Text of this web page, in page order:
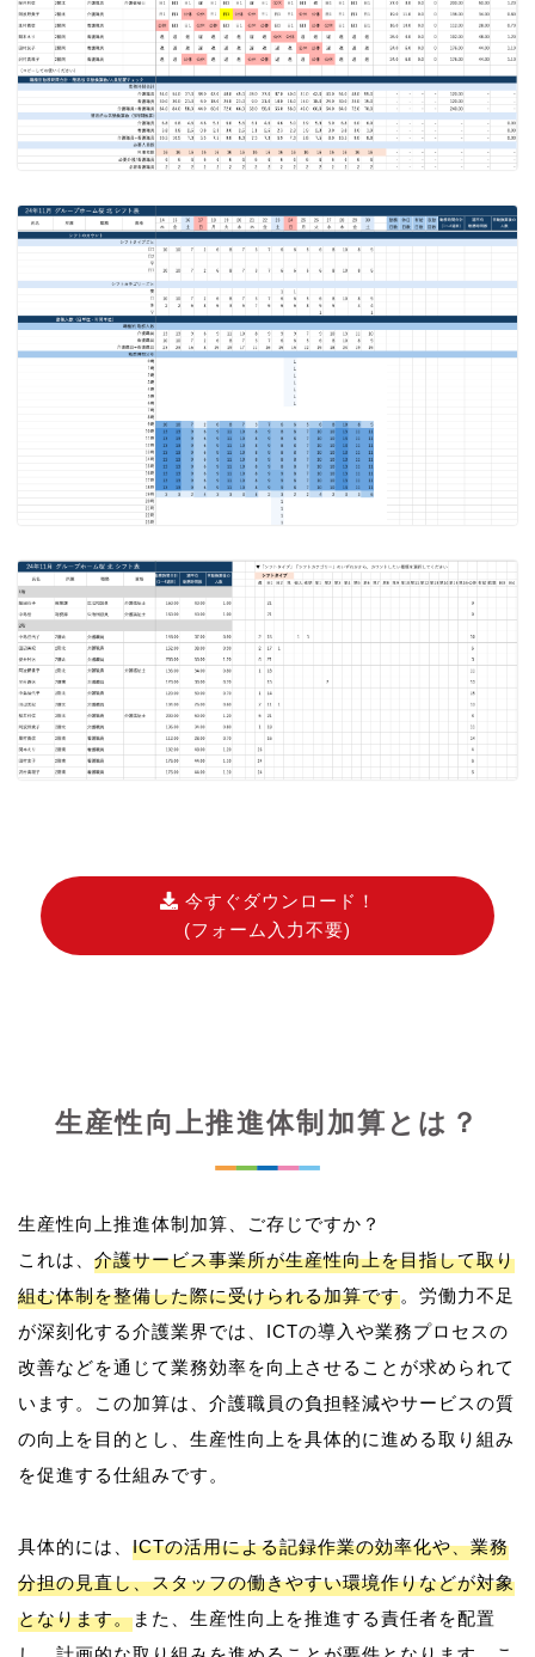
今すぐダウンロード！
(フォーム入力不要)
生産性向上推進体制加算とは？
生産性向上推進体制加算、ご存じですか？
これは、 介護サービス事業所が生産性向上を目指して取り
組む体制を整備した際に受けられる加算です。労働力不足
が深刻化する介護業界では、ICTの導入や業務プロセスの
改善などを通じて業務効率を向上させることが求められて
います。この加算は、介護職員の負担軽減やサービスの質
の向上を目的とし、生産性向上を具体的に進める取り組み
を促進する仕組みです。
具体的には、 ICTの活用による記録作業の効率化や、業務
分担の見直し、スタッフの働きやすい環境作りなどが対象
となります。また、生産性向上を推進する責任者を配置